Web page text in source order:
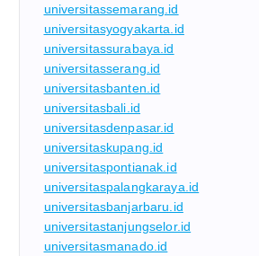
universitassemarang.id
universitasyogyakarta.id
universitassurabaya.id
universitasserang.id
universitasbanten.id
universitasbali.id
universitasdenpasar.id
universitaskupang.id
universitaspontianak.id
universitaspalangkaraya.id
universitasbanjarbaru.id
universitastanjungselor.id
universitasmanado.id